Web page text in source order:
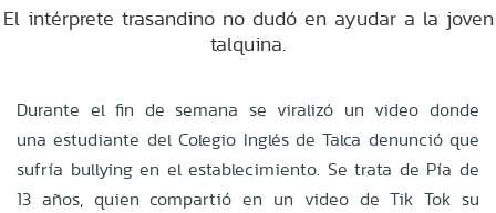
El intérprete trasandino no dudó en ayudar a la joven
talquina.
Durante el fin de semana se viralizó un video donde
una estudiante del Colegio Inglés de Talca denunció que
sufría bullying en el establecimiento. Se trata de Pía de
13 años, quien compartió en un video de Tik Tok su